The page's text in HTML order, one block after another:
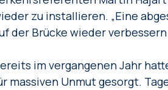
zu installieren. „Eine
der Brücke wieder
im vergangenen Jahr
massiven Unmut gesorgt.